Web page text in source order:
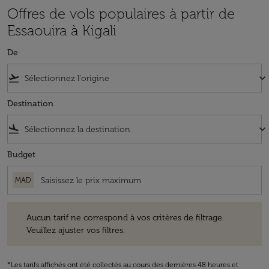
Offres de vols populaires à partir de
Essaouira à Kigali
De
flight_takeoff keyboard_arrow_down
Destination
flight_land keyboard_arrow_down
Budget
MAD
Aucun tarif ne correspond à vos critères de filtrage.
Veuillez ajuster vos filtres.
*Les tarifs affichés ont été collectés au cours des dernières 48 heures et